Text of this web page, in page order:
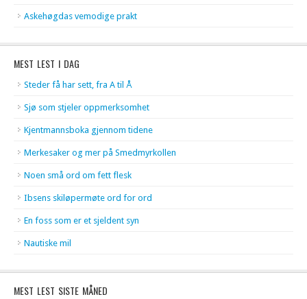
Askehøgdas vemodige prakt
MEST LEST I DAG
Steder få har sett, fra A til Å
Sjø som stjeler oppmerksomhet
Kjentmannsboka gjennom tidene
Merkesaker og mer på Smedmyrkollen
Noen små ord om fett flesk
Ibsens skiløpermøte ord for ord
En foss som er et sjeldent syn
Nautiske mil
MEST LEST SISTE MÅNED